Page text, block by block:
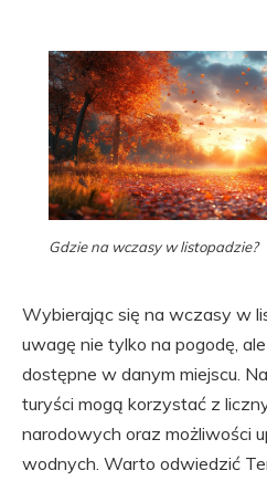
Gdzie na wczasy w listopadzie?
Wybierając się na wczasy w
uwagę nie tylko na pogodę,
dostępne w danym miejscu.
turyści mogą korzystać z
narodowych oraz możliwości
wodnych. Warto odwiedzić